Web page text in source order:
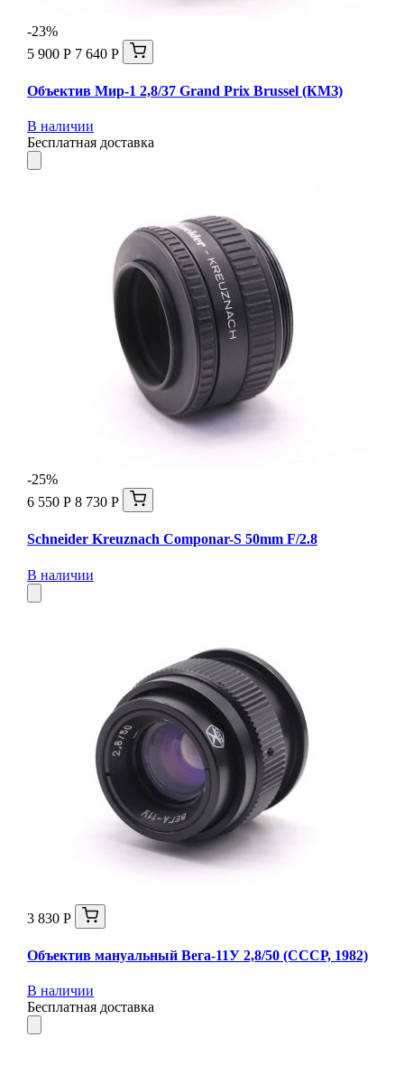
-23%
5 900 Р 7 640 Р
Объектив Мир-1 2,8/37 Grand Prix Brussel (КМЗ)
В наличии
Бесплатная доставка
-25%
6 550 Р 8 730 Р
Schneider Kreuznach Componar-S 50mm F/2.8
В наличии
3 830 Р
Объектив мануальный Вега-11У 2,8/50 (СССР, 1982)
В наличии
Бесплатная доставка